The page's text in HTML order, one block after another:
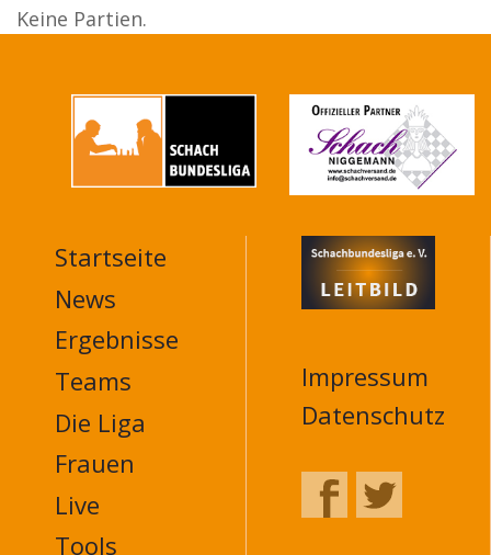
Keine Partien.
MAIN
NAVIGATION
FOOTER
Startseite
News
Ergebnisse
Teams
Die Liga
Frauen
Live
Tools
Impressum
Datenschutz